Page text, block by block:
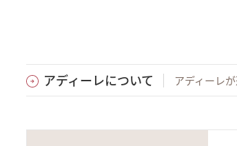
アディーレについて アディーレ